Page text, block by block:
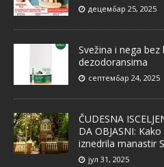
децембар 25, 2025
Svežina i nega
dezodoransima
септембар 24, 2025
ČUDESNA
DA OBJASNI:
iznedrila manastir
јул 31, 2025